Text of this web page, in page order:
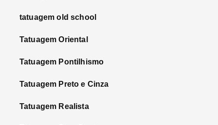
tatuagem old school
Tatuagem Oriental
Tatuagem Pontilhismo
Tatuagem Preto e Cinza
Tatuagem Realista